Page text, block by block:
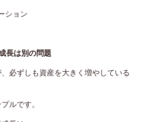
ション
長は別の問題
必ずしも資産を大きく増やしている
ルです。